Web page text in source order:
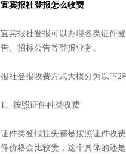
宜宾报社登报怎么收费
宜宾报社登报可以办理各类证件
告、招标公告等登报业务。
报社登报收费方式大概分为以下2
1、按照证件种类收费
证件类登报挂失都是按照证件收
件价格会比较贵，这个具体的还